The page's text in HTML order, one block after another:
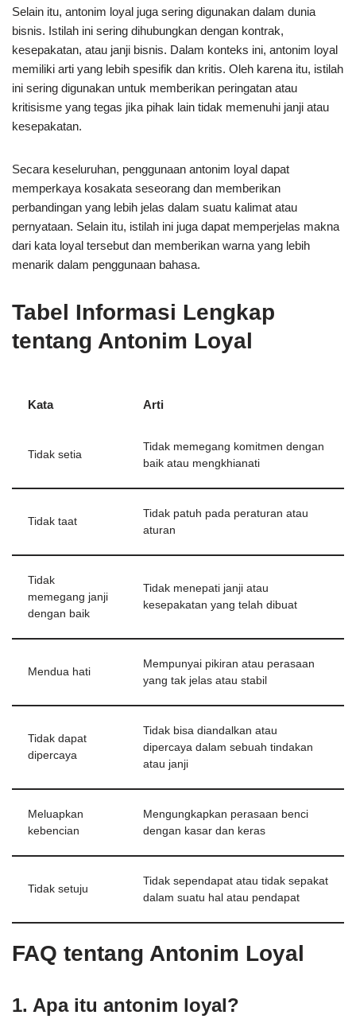
Selain itu, antonim loyal juga sering digunakan dalam dunia
bisnis. Istilah ini sering dihubungkan dengan kontrak,
kesepakatan, atau janji bisnis. Dalam konteks ini, antonim loyal
memiliki arti yang lebih spesifik dan kritis. Oleh karena itu, istilah
ini sering digunakan untuk memberikan peringatan atau
kritisisme yang tegas jika pihak lain tidak memenuhi janji atau
kesepakatan.
Secara keseluruhan, penggunaan antonim loyal dapat
memperkaya kosakata seseorang dan memberikan
perbandingan yang lebih jelas dalam suatu kalimat atau
pernyataan. Selain itu, istilah ini juga dapat memperjelas makna
dari kata loyal tersebut dan memberikan warna yang lebih
menarik dalam penggunaan bahasa.
Tabel Informasi Lengkap
tentang Antonim Loyal
Kata Arti
Tidak setia
Tidak memegang komitmen dengan
baik atau mengkhianati
Tidak taat
Tidak patuh pada peraturan atau
aturan
Tidak
memegang janji
dengan baik
Tidak menepati janji atau
kesepakatan yang telah dibuat
Mendua hati
Mempunyai pikiran atau perasaan
yang tak jelas atau stabil
Tidak dapat
dipercaya
Tidak bisa diandalkan atau
dipercaya dalam sebuah tindakan
atau janji
Meluapkan
kebencian
Mengungkapkan perasaan benci
dengan kasar dan keras
Tidak setuju
Tidak sependapat atau tidak sepakat
dalam suatu hal atau pendapat
FAQ tentang Antonim Loyal
1. Apa itu antonim loyal?